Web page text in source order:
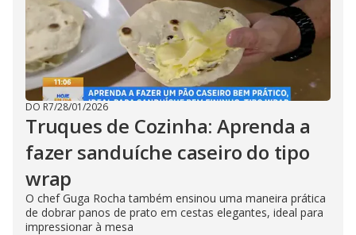
DO R7/28/01/2026
Truques de Cozinha: Aprenda a
fazer sanduíche caseiro do tipo
wrap
O chef Guga Rocha também ensinou uma maneira prática
de dobrar panos de prato em cestas elegantes, ideal para
impressionar à mesa